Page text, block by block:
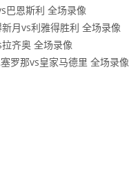
巴恩斯利 全场录像
月vs利雅得胜利 全场录像
齐奥 全场录像
罗那vs皇家马德里 全场录像